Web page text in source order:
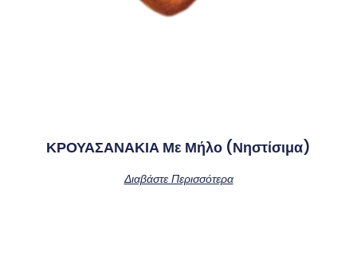
ΚΡΟΥΑΣΑΝΑΚΙΑ Με Μήλο (νηστίσιμα)
Διαβάστε Περισσότερα